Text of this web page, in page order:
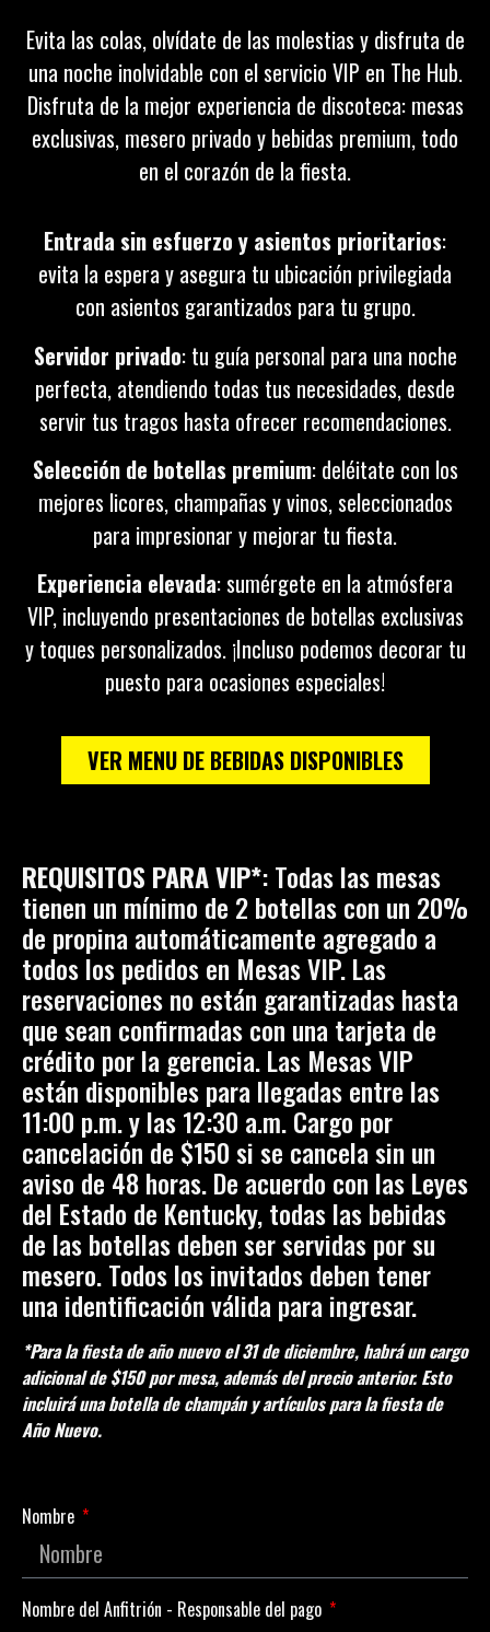
Evita las colas, olvídate de las molestias y disfruta de
una noche inolvidable con el servicio VIP en The Hub.
Disfruta de la mejor experiencia de discoteca: mesas
exclusivas, mesero privado y bebidas premium, todo
en el corazón de la fiesta.
Entrada sin esfuerzo y asientos prioritarios:
evita la espera y asegura tu ubicación privilegiada
con asientos garantizados para tu grupo.
Servidor privado: tu guía personal para una noche
perfecta, atendiendo todas tus necesidades, desde
servir tus tragos hasta ofrecer recomendaciones.
Selección de botellas premium: deléitate con los
mejores licores, champañas y vinos, seleccionados
para impresionar y mejorar tu fiesta.
Experiencia elevada: sumérgete en la atmósfera
VIP, incluyendo presentaciones de botellas exclusivas
y toques personalizados. ¡Incluso podemos decorar tu
puesto para ocasiones especiales!
VER MENU DE BEBIDAS DISPONIBLES
REQUISITOS PARA VIP*: Todas las mesas
tienen un mínimo de 2 botellas con un 20%
de propina automáticamente agregado a
todos los pedidos en Mesas VIP.Las
reservaciones no están garantizadas hasta
que sean confirmadas con una tarjeta de
crédito por la gerencia.Las Mesas VIP
están disponibles para llegadas entre las
11:00 p.m. y las 12:30 a.m.Cargo por
cancelación de $150 si se cancela sin un
aviso de 48 horas.De acuerdo con las Leyes
del Estado de Kentucky, todas las bebidas
de las botellas deben ser servidas por su
mesero. Todos los invitados deben tener
una identificación válida para ingresar.
*Para la fiesta de año nuevo el 31 de diciembre, habrá un cargo
adicional de $150 por mesa, además del precio anterior. Esto
incluirá una botella de champán y artículos para la fiesta de
Año Nuevo.
Nombre
Nombre del Anfitrión - Responsable del pago